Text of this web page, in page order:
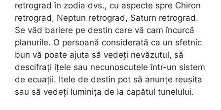
retrograd în zodia dvs., cu aspecte spre Chiron
retrograd, Neptun retrograd, Saturn retrograd.
Se văd bariere pe destin care vă cam încurcă
planurile. O persoană considerată ca un sfetnic
bun vă poate ajuta să vedeți nevăzutul, să
descifrați ițele sau necunoscutele într-un sistem
de ecuații. Itele de destin pot să anunțe reușita
sau să vedeți luminița de la capătul tunelului.